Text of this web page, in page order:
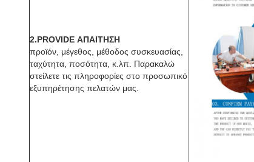
2.PROVIDE ΑΠΑΙΤΗΣΗ
προϊόν, μέγεθος, μέθοδος συσκευασίας,
ταχύτητα, ποσότητα, κ.λπ. Παρακαλώ
στείλετε τις πληροφορίες στο προσωπικό
εξυπηρέτησης πελατών μας.